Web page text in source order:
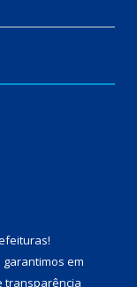
!
em
transparência